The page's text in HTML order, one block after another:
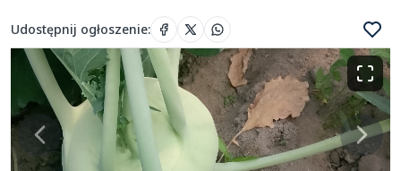
Udostępnij ogłoszenie: